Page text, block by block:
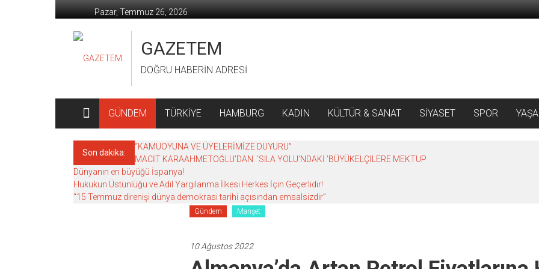
geç
Pazar, Temmuz 26, 2026
GAZETEM
DOĞRU HABERİN ADRESİ
GÜNDEM TÜRKİYE HAMBURG KADIN KÜLTÜR & SANAT SİYASET SPOR
Son dakika:
“KAMUOYUNA VE ÜYELERİMİZE DUYURU”
MACİT KARAAHMETOĞLU’DAN ‘SILA YOLU’NDAKİ ’BÜYÜKELÇİLERE MEKTUP
Dünyanın en büyüğü İspanya!
Hukukun Üstünlüğü ve Adil Yargılanma İlkesi Herkes İçin Geçerlidir!
“15 Temmuz direnişi dünya demokrasi tarihi açısından emsalsizdir”
Gündem Manşet
10 Ağustos 2022